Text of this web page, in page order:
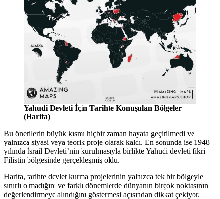
Yahudi Devleti İçin Tarihte Konuşulan Bölgeler
(Harita)
Bu önerilerin büyük kısmı hiçbir zaman hayata geçirilmedi ve
yalnızca siyasi veya teorik proje olarak kaldı. En sonunda ise 1948
yılında İsrail Devleti’nin kurulmasıyla birlikte Yahudi devleti fikri
Filistin bölgesinde gerçekleşmiş oldu.
Harita, tarihte devlet kurma projelerinin yalnızca tek bir bölgeyle
sınırlı olmadığını ve farklı dönemlerde dünyanın birçok noktasının
değerlendirmeye alındığını göstermesi açısından dikkat çekiyor.